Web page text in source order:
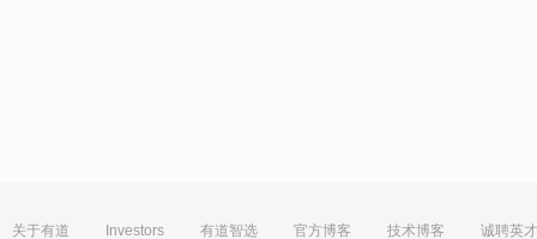
关于有道 Investors 有道智选 官方博客 技术博客 诚聘英才